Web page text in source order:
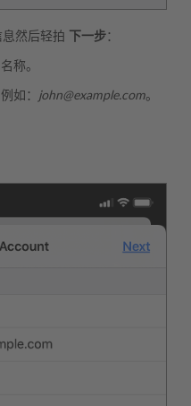
然后轻拍 下一步：
称。
如： john@example.com。